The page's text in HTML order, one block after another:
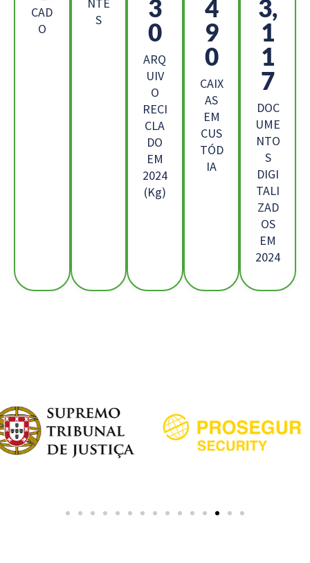
CAD
O
S
0
7
ARQ
UIV
O
RECI
CLA
DO
EM
2024
(Kg)
0
9
5
CAIX
AS
EM
CUS
TÓD
IA
0,
1
2
0
DOC
UME
NTO
S
DIGI
TALI
ZAD
OS
EM
2024